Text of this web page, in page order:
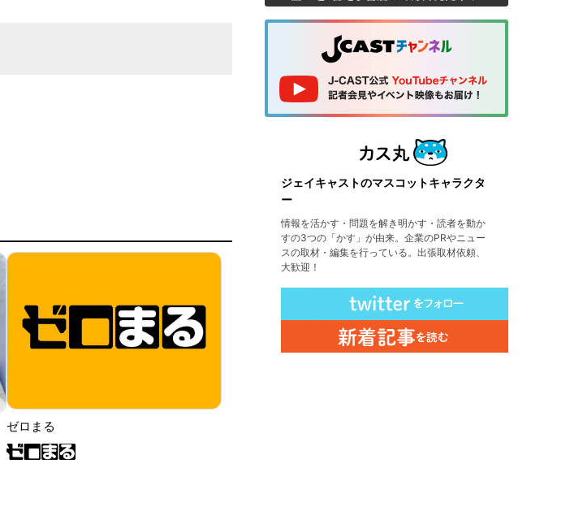
ゼロまる
ジェイキャストのマスコットキャラクタ
ー
情報を活かす・問題を解き明かす・読者を動か
すの3つの「かす」が由来。企業のPRやニュー
スの取材・編集を行っている。出張取材依頼、
大歓迎！